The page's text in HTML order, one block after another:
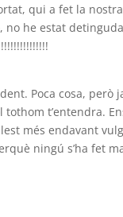
qui a fet la
he estat
Poca cosa,
t’entendra.
més endavant
ningú s’ha fet